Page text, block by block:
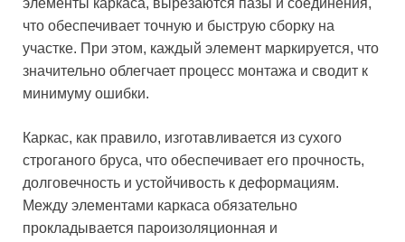
элементы каркаса, вырезаются пазы и соединения,
что обеспечивает точную и быструю сборку на
участке. При этом, каждый элемент маркируется, что
значительно облегчает процесс монтажа и сводит к
минимуму ошибки.
Каркас, как правило, изготавливается из сухого
строганого бруса, что обеспечивает его прочность,
долговечность и устойчивость к деформациям.
Между элементами каркаса обязательно
прокладывается пароизоляционная и